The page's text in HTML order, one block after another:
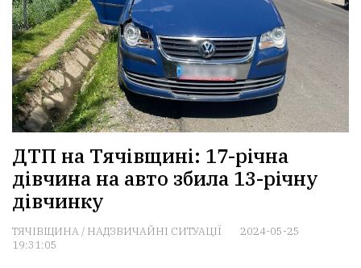
ДТП на Тячівщині: 17-річна
дівчина на авто збила 13-річну
дівчинку
ТЯЧІВЩИНА/ НАДЗВИЧАЙНІ СИТУАЦІЇ
2024-05-25
19:31:05